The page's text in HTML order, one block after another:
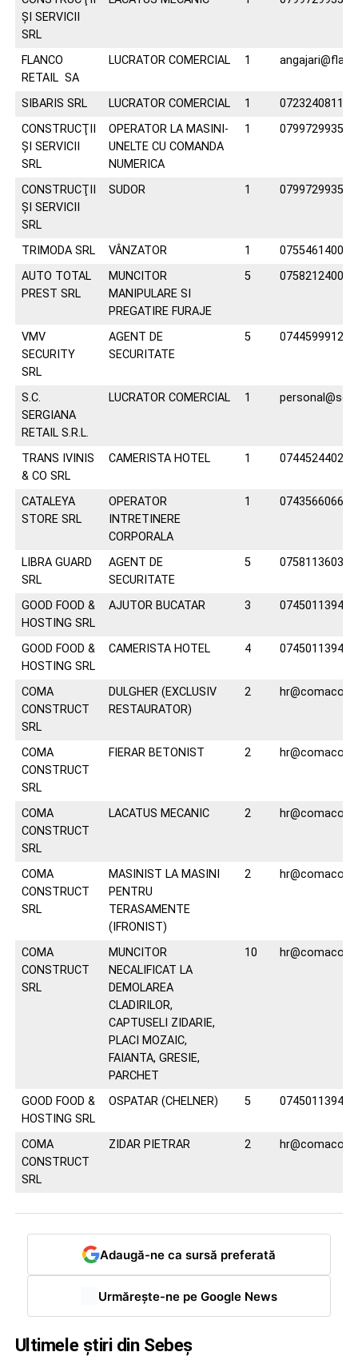
ŞI SERVICII
SRL
FLANCO
RETAIL SA
LUCRATOR COMERCIAL 1
SIBARIS SRL LUCRATOR COMERCIAL 1
0723240811
CONSTRUCŢII
ŞI SERVICII
SRL
OPERATOR LA MASINI-
UNELTE CU COMANDA
NUMERICA
1 0799729935
CONSTRUCŢII
ŞI SERVICII
SRL
SUDOR 1 0799729935
TRIMODA SRL VÂNZATOR 1
0755461400
AUTO TOTAL
PREST SRL
MUNCITOR
MANIPULARE SI
PREGATIRE FURAJE
5 0758212400
VMV
SECURITY
SRL
AGENT DE
SECURITATE
5 0744599912
S.C.
SERGIANA
RETAIL S.R.L.
LUCRATOR COMERCIAL 1
TRANS IVINIS
& CO SRL
CAMERISTA HOTEL 1 0744524402
CATALEYA
STORE SRL
OPERATOR
INTRETINERE
CORPORALA
1 0743566066
LIBRA GUARD
SRL
AGENT DE
SECURITATE
5 0758113603
GOOD FOOD &
HOSTING SRL
AJUTOR BUCATAR 3 0745011394
GOOD FOOD &
HOSTING SRL
CAMERISTA HOTEL 4 0745011394
COMA
CONSTRUCT
SRL
DULGHER (EXCLUSIV
RESTAURATOR)
2
COMA
CONSTRUCT
SRL
FIERAR BETONIST 2
COMA
CONSTRUCT
SRL
LACATUS MECANIC 2
COMA
CONSTRUCT
SRL
MASINIST LA MASINI
PENTRU
TERASAMENTE
(IFRONIST)
2
COMA
CONSTRUCT
SRL
MUNCITOR
NECALIFICAT LA
DEMOLAREA
CLADIRILOR,
CAPTUSELI ZIDARIE,
PLACI MOZAIC,
FAIANTA, GRESIE,
PARCHET
10
GOOD FOOD &
HOSTING SRL
OSPATAR (CHELNER) 5 0745011394
COMA
CONSTRUCT
SRL
ZIDAR PIETRAR 2
Adaugă-ne ca sursă preferată
Urmărește-ne pe Google News
Ultimele știri din Sebeș